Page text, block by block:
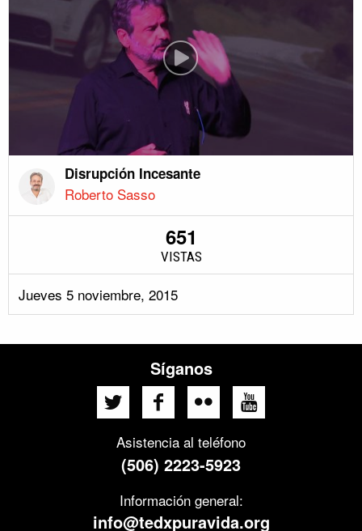
Disrupción Incesante
Roberto Sasso
651
VISTAS
Jueves 5 noviembre, 2015
Síganos
Asistencia al teléfono
(506) 2223-5923
Información general:
info@tedxpuravida.org